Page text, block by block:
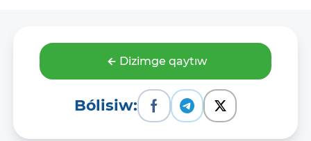
Dizimge qaytıw
Bólisiw: